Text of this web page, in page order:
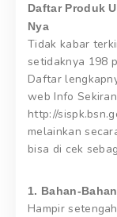
Daftar Produk
Nya
Tidak kabar
setidaknya 198
Daftar
web Info
http://
melainkan
bisa di cek
1. Bahan-
Hampir